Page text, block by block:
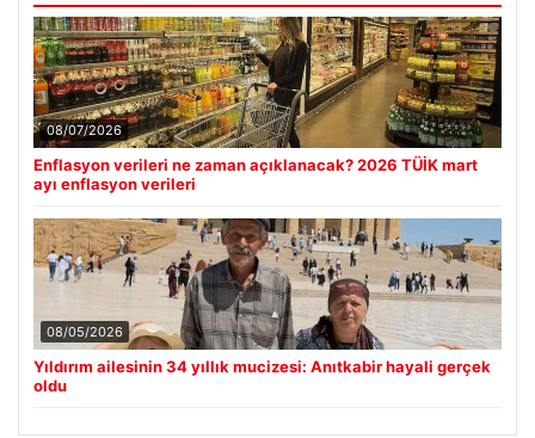
08/07/2026
Enflasyon verileri ne zaman açıklanacak? 2026 TÜİK mart
ayı enflasyon verileri
08/05/2026
Yıldırım ailesinin 34 yıllık mucizesi: Anıtkabir hayali gerçek
oldu